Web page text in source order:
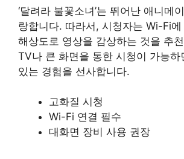
‘달려라 불꽃소녀’는 뛰어난 애니메
랑합니다. 따라서, 시청자는 Wi-Fi에
해상도로 영상을 감상하는 것을 추
TV나 큰 화면을 통한 시청이 가능하
있는 경험을 선사합니다.
고화질 시청
Wi-Fi 연결 필수
대화면 장비 사용 권장